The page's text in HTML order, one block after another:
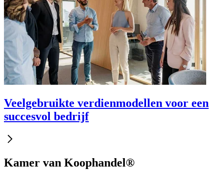
Veelgebruikte verdienmodellen voor een
succesvol bedrijf
Kamer van Koophandel®